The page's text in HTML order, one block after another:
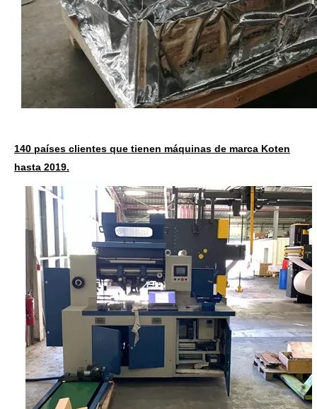
140 países clientes que tienen máquinas de marca Koten
hasta 2019.